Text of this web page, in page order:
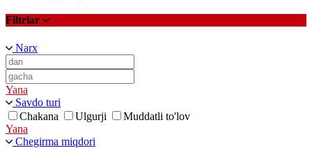
Filtrlar
Narx
Yana
Savdo turi
Chakana
Ulgurji
Muddatli to'lov
Yana
Chegirma miqdori